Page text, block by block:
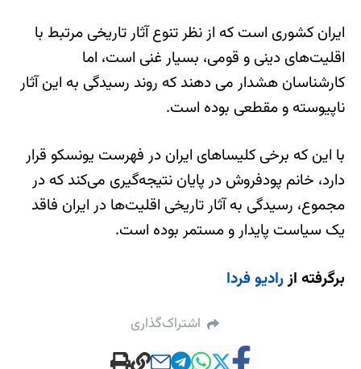
ایران کشوری است که از نظر تنوع آثار تاریخی مرتبط با
اقلیت‌های دینی و قومی، بسیار غنی است، اما
کارشناسان هشدار می دهند که روند رسیدگی به این آثار
ناپیوسته و مقطعی بوده است.
با این که برخی کلیساهای ایران در فهرست یونسکو قرار
دارد، خانم پودفروش در پایان نتیجه‌گیری می‌کند که در
مجموع، رسیدگی به آثار تاریخی اقلیت‌ها در ایران فاقد
یک سیاست پایدار و مستمر بوده است.
برگرفته ازرادیو فردا
اشتراک‌گذاری